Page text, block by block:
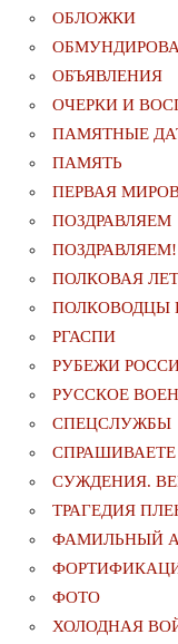
ОБЛОЖКИ
ОБЪЯВЛЕНИЯ
ОЧЕРКИ И
ПАМЯТНЫЕ
ПАМЯТЬ
ПЕРВАЯ
ПОЗДРАВЛЯЕМ
ПОЗДРАВЛЯЕМ!
ПОЛКОВАЯ
ПОЛКОВОДЦЫ
РГАСПИ
РУБЕЖИ
РУССКОЕ
СПЕЦСЛУЖБЫ
СУЖДЕНИЯ.
ТРАГЕДИЯ
ФАМИЛЬНЫЙ
ФОТО
ХОЛОДНАЯ